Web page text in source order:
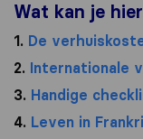
Wat kan je
1. De
2. Internationale
3. Handige
4. Leven in